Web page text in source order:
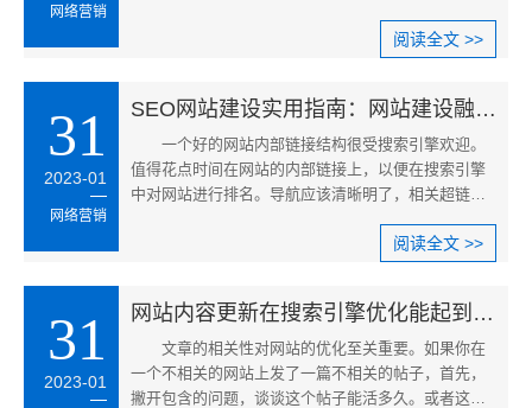
网络营销
阅读全文 >>
31
2023-01
网络营销
SEO网站建设实用指南：网站建设融入SEO优化技术会使站点更具有价
一个好的网站内部链接结构很受搜索引擎欢迎。
值得花点时间在网站的内部链接上，以便在搜索引擎
中对网站进行排名。导航应该清晰明了，相关超链接
的每一页都有相关链接，就像一圈牢固的蜘蛛，让蜘
阅读全文 >>
31
2023-01
网站内容更新在搜索引擎优化能起到哪些作用？
文章的相关性对网站的优化至关重要。如果你在
一个不相关的网站上发了一篇不相关的帖子，首先，
撇开包含的问题，谈谈这个帖子能活多久。或者这个